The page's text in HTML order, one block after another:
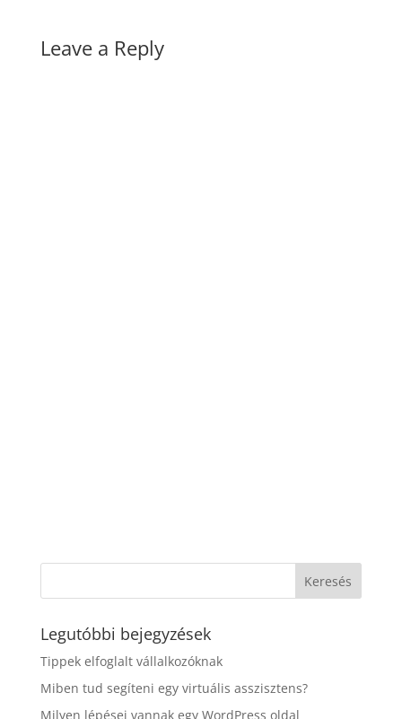
Leave a Reply
Legutóbbi bejegyzések
Tippek elfoglalt vállalkozóknak
Miben tud segíteni egy virtuális asszisztens?
Milyen lépései vannak egy WordPress oldal